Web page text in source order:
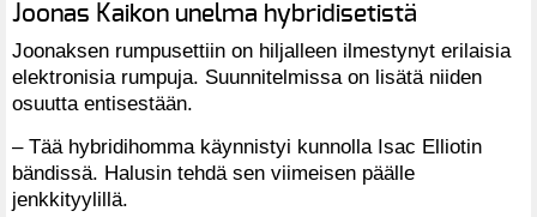
Joonas Kaikon unelma hybridisetistä
Joonaksen rumpusettiin on hiljalleen ilmestynyt erilaisia
elektronisia rumpuja. Suunnitelmissa on lisätä niiden
osuutta entisestään.
– Tää hybridihomma käynnistyi kunnolla Isac Elliotin
bändissä. Halusin tehdä sen viimeisen päälle
jenkkityylillä.